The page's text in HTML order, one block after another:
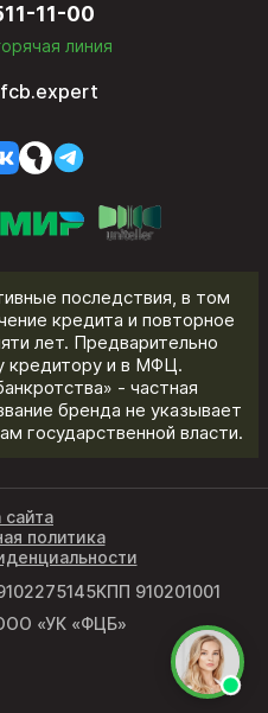
11-00
линия
последствия, в том
кредита и повторное
лет. Предварительно
кредитору и в МФЦ.
- частная
бренда не указывает
государственной власти.
КПП 910201001
«УК «ФЦБ»
сайта
политика